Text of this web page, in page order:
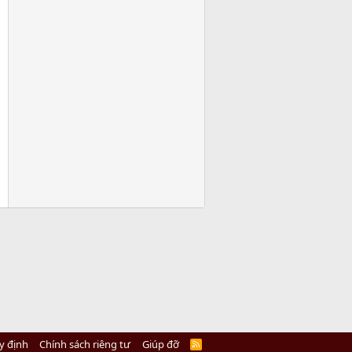
định Chính sách riêng tư Giúp đỡ
R